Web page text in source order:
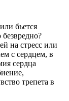
бьется
на стресс или
с сердцем, в
сердца
трепета в